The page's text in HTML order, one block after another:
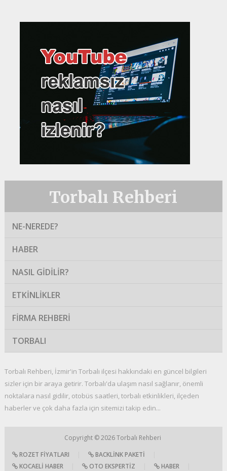
Torbalı Rehberi
NE-NEREDE?
HABER
NASIL GIDILIR?
ETKINLIKLER
FIRMA REHBERI
TORBALI
Torbalı Rehberi, İzmir'in Torbalı ilçesi hakkındaki en güncel bilgileri
sizler için bir araya getirir. Torbalı'da ulaşım nasıl sağlanır, önemli
noktalara nasıl gidilir, otobüs saatleri, torbalı etkinlikleri, ilçeden
haberler ve çok daha fazla için sitemizi takip edin...
Copyright © 2026Torbalı Rehberi
ROZET FIYATLARI
BACKLINK PAKETI
KOCAELI HABER
OTO EKSPERTIZ HABER